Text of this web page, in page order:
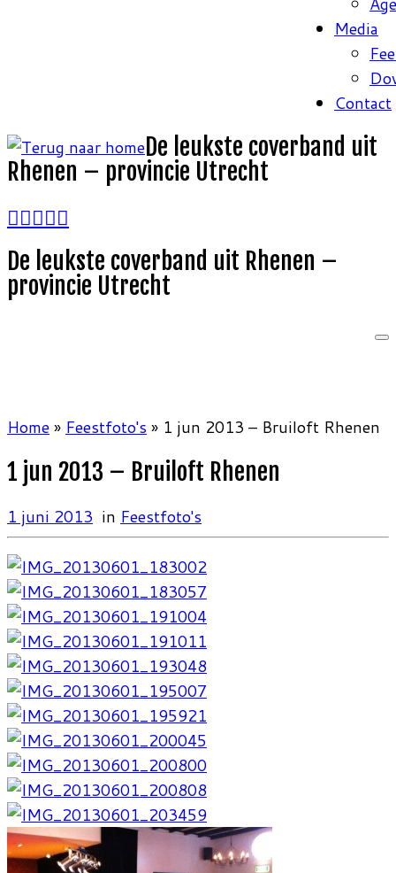
Media
Contact
De leukste coverband uit
Rhenen – provincie Utrecht
De leukste coverband uit Rhenen –
provincie Utrecht
Home» Feestfoto's » 1 jun 2013 – Bruiloft Rhenen
1 jun 2013 – Bruiloft Rhenen
1 juni 2013 in Feestfoto's